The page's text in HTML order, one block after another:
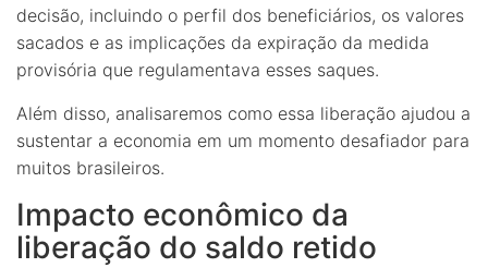
decisão, incluindo o perfil dos beneficiários, os valores
sacados e as implicações da expiração da medida
provisória que regulamentava esses saques.
Além disso, analisaremos como essa liberação ajudou a
sustentar a economia em um momento desafiador para
muitos brasileiros.
Impacto econômico da
liberação do saldo retido